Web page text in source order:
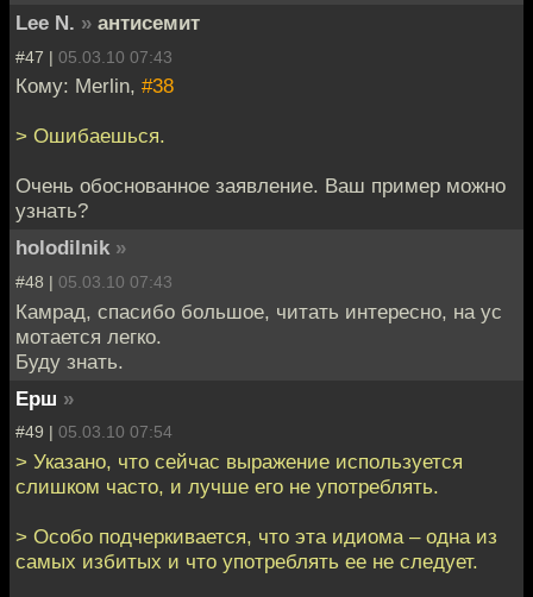
Lee N. » антисемит
#47 | 05.03.10 07:43
Кому: Merlin, #38
> Ошибаешься.
Очень обоснованное заявление. Ваш пример можно
узнать?
holodilnik »
#48 | 05.03.10 07:43
Камрад, спасибо большое, читать интересно, на ус
мотается легко.
Буду знать.
Ерш »
#49 | 05.03.10 07:54
> Указано, что сейчас выражение используется
слишком часто, и лучше его не употреблять.
> Особо подчеркивается, что эта идиома – одна из
самых избитых и что употреблять ее не следует.